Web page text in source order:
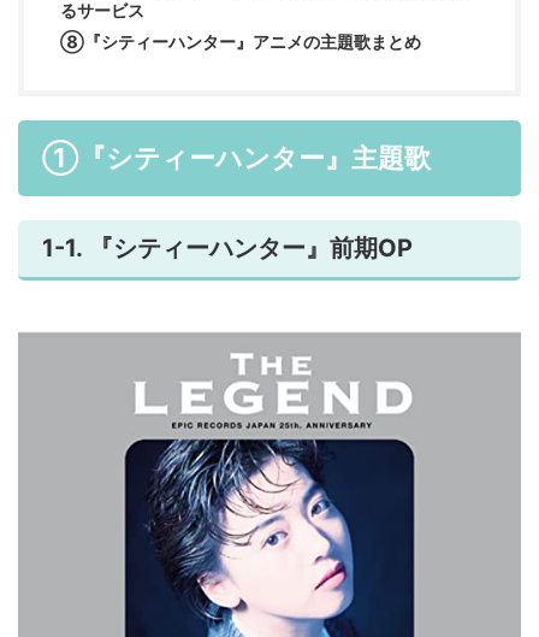
るサービス
⑧『シティーハンター』アニメの主題歌まとめ
①『シティーハンター』主題歌
1-1. 『シティーハンター』前期OP